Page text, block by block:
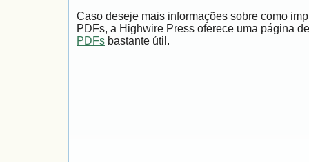
Caso deseje mais informações sobre como
PDFs, a Highwire Press oferece uma página
PDFs bastante útil.